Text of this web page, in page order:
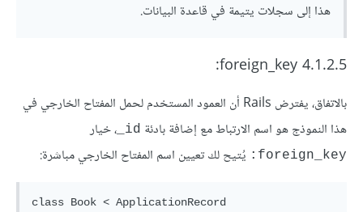
هذا إلى سجلات يتيمة في قاعدة البيانات.
4.1.2.5 foreign_key:
بالاتفاق، يفترض Rails أن العمود المستخدم لحمل المفتاح الخارجي في
هذا النموذج هو اسم الارتباط مع إضافة بادئة id_ ، خيار
foreign_key: يُتيح لك تعيين اسم المفتاح الخارجي مباشرة:
class Book < ApplicationRecord